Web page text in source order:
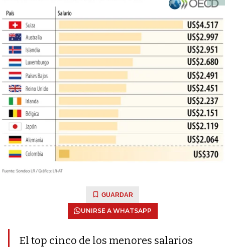
GUARDAR
UNIRSE A WHATSAPP
El top cinco de los menores salarios